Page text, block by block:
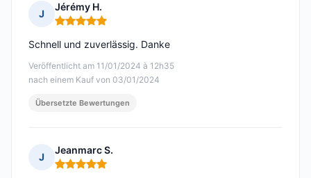
J
Jérémy H.
Hinweis: 5 von 5
Veröffentlicht am 11/01/2024 à 12h35
nach einem Kauf von 03/01/2024
Schnell und zuverlässig. Danke
Übersetzte Bewertungen
J
Jeanmarc S.
Hinweis: 5 von 5